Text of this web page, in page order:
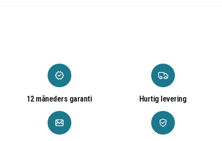
12 måneders garanti Hurtig levering